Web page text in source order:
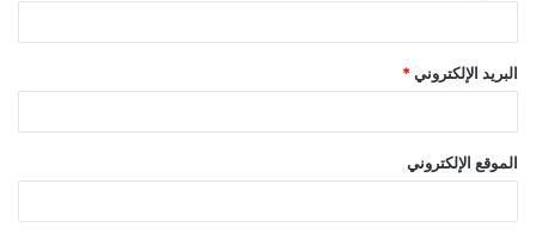
البريد الإلكتروني *
الموقع الإلكتروني